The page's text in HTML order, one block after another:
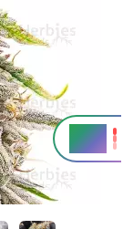
32 %
THC